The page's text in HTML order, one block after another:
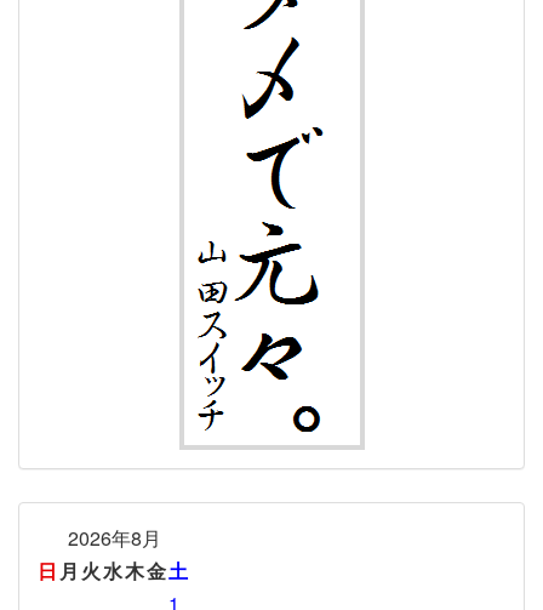
2026年8月
日 月 火水木金土
1